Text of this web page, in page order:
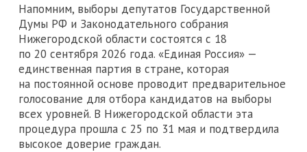
Напомним, выборы депутатов Государственной
Думы РФ и Законодательного собрания
Нижегородской области состоятся с 18
по 20 сентября 2026 года. «Единая Россия» —
единственная партия в стране, которая
на постоянной основе проводит предварительное
голосование для отбора кандидатов на выборы
всех уровней. В Нижегородской области эта
процедура прошла с 25 по 31 мая и подтвердила
высокое доверие граждан.